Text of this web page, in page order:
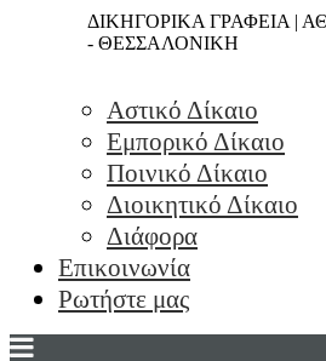
ΔΙΚΗΓΟΡΙΚΑ ΓΡΑΦΕΙΑ |
- ΘΕΣΣΑΛΟΝΙΚΗ
Αστικό Δίκαιο
Εμπορικό Δίκαιο
Ποινικό Δίκαιο
Διοικητικό Δίκαιο
Διάφορα
Επικοινωνία
Ρωτήστε μας